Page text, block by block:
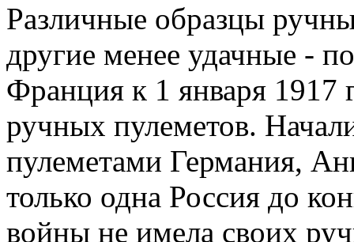
Различные образцы
другие менее удачные -
Франция к 1 января 1917
ручных пулеметов.
пулеметами Германия,
только одна Россия до
войны не имела своих